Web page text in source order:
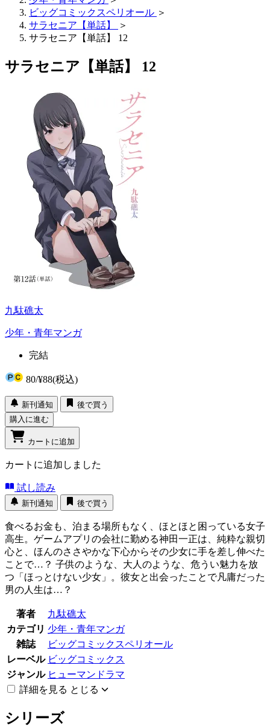
ビッグコミックスペリオール ＞
サラセニア【単話】
＞
サラセニア【単話】 12
サラセニア【単話】 12
九駄礁太
少年・青年マンガ
完結
80/¥88(税込)
新刊通知
後で買う
購入に進む
カートに追加
カートに追加しました
試し読み
新刊通知 後で買う
食べるお金も、泊まる場所もなく、ほとほと困っている女子
高生。ゲームアプリの会社に勤める神田一正は、純粋な親切
心と、ほんのささやかな下心からその少女に手を差し伸べた
ことで…？ 子供のような、大人のような、危うい魅力を放
つ「ほっとけない少女」。彼女と出会ったことで凡庸だった
男の人生は…？
著者
九駄礁太
カテゴリ 少年・青年マンガ
雑誌
ビッグコミックスペリオール
レーベル ビッグコミックス
ジャンル ヒューマンドラマ
詳細を見る とじる
シリーズ